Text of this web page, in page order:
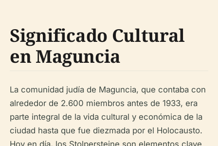
Significado Cultural
en Maguncia
La comunidad judía de Maguncia, que contaba con
alrededor de 2.600 miembros antes de 1933, era
parte integral de la vida cultural y económica de la
ciudad hasta que fue diezmada por el Holocausto.
Hoy en día, los Stolpersteine son elementos clave